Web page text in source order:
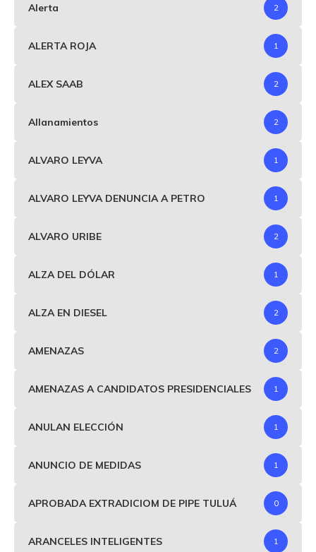
Alerta 2
ALERTA ROJA 1
ALEX SAAB 2
Allanamientos 2
ALVARO LEYVA 1
ALVARO LEYVA DENUNCIA A PETRO 1
ALVARO URIBE 2
ALZA DEL DÓLAR 1
ALZA EN DIESEL 2
AMENAZAS 2
AMENAZAS A CANDIDATOS PRESIDENCIALES 1
ANULAN ELECCIÓN 1
ANUNCIO DE MEDIDAS 1
APROBADA EXTRADICIOM DE PIPE TULUÁ 0
ARANCELES INTELIGENTES 1